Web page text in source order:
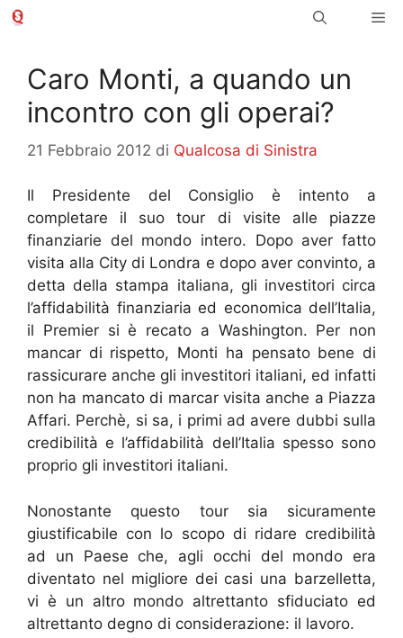
Vai
Caro Monti, a quando un
incontro con gli operai?
21 Febbraio 2012 di Qualcosa di Sinistra
Il Presidente del Consiglio è intento a
completare il suo tour di visite alle piazze
finanziarie del mondo intero. Dopo aver fatto
visita alla City di Londra e dopo aver convinto, a
detta della stampa italiana, gli investitori circa
l’affidabilità finanziaria ed economica dell’Italia,
il Premier si è recato a Washington. Per non
mancar di rispetto, Monti ha pensato bene di
rassicurare anche gli investitori italiani, ed infatti
non ha mancato di marcar visita anche a Piazza
Affari. Perchè, si sa, i primi ad avere dubbi sulla
credibilità e l’affidabilità dell’Italia spesso sono
proprio gli investitori italiani.
Nonostante questo tour sia sicuramente
giustificabile con lo scopo di ridare credibilità
ad un Paese che, agli occhi del mondo era
diventato nel migliore dei casi una barzelletta,
vi è un altro mondo altrettanto sfiduciato ed
altrettanto degno di considerazione: il lavoro.